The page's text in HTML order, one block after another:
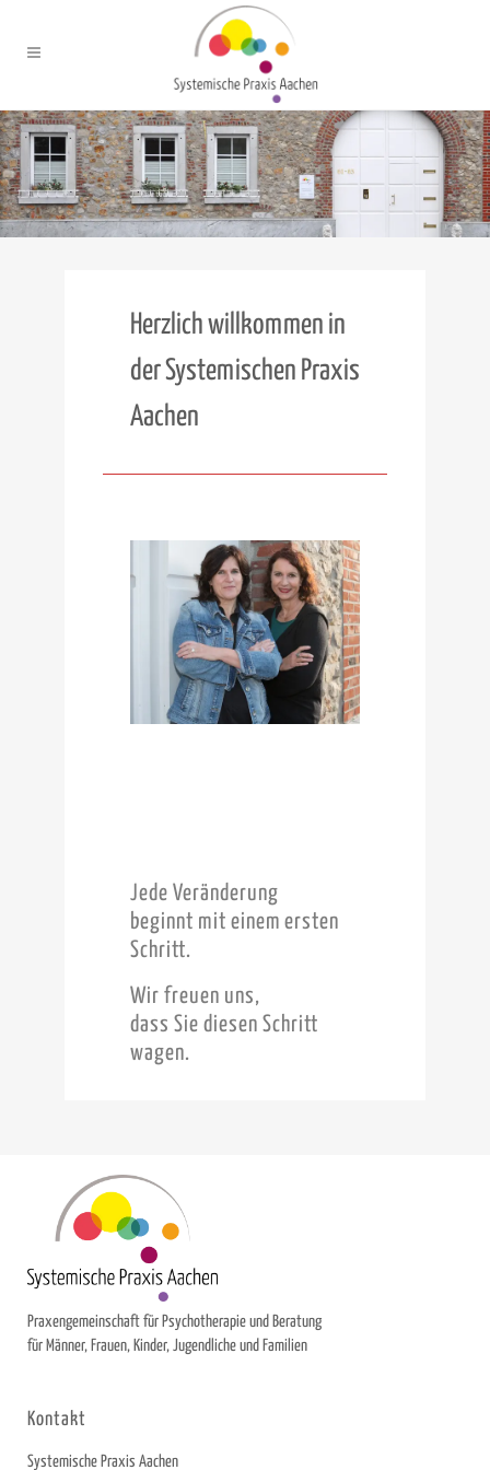
Herzlich willkommen in
der Systemischen Praxis
Aachen
Jede Veränderung
beginnt mit einem ersten
Schritt.
Wir freuen uns,
dass Sie diesen Schritt
wagen.
Praxengemeinschaft für Psychotherapie und Beratung
für Männer, Frauen, Kinder, Jugendliche und Familien
Kontakt
Systemische Praxis Aachen